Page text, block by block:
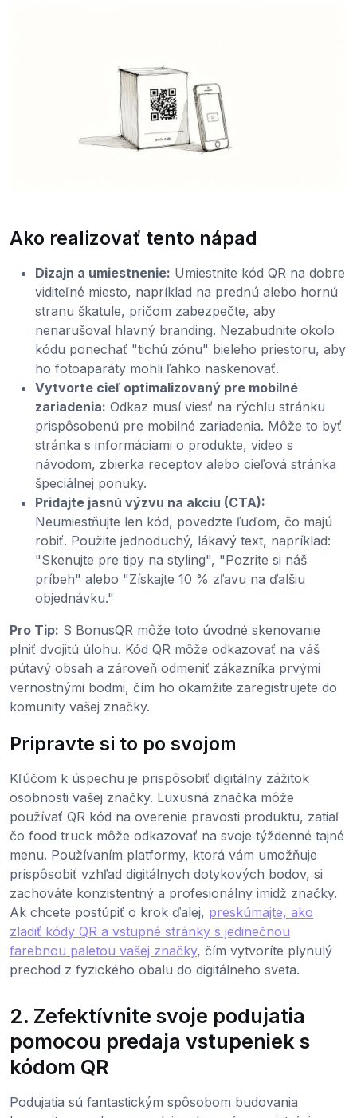
Ako realizovať tento nápad
Dizajn a umiestnenie: Umiestnite kód QR na dobre
viditeľné miesto, napríklad na prednú alebo hornú
stranu škatule, pričom zabezpečte, aby
nenarušoval hlavný branding. Nezabudnite okolo
kódu ponechať "tichú zónu" bieleho priestoru, aby
ho fotoaparáty mohli ľahko naskenovať.
Vytvorte cieľ optimalizovaný pre mobilné
zariadenia: Odkaz musí viesť na rýchlu stránku
prispôsobenú pre mobilné zariadenia. Môže to byť
stránka s informáciami o produkte, video s
návodom, zbierka receptov alebo cieľová stránka
špeciálnej ponuky.
Pridajte jasnú výzvu na akciu (CTA):
Neumiestňujte len kód, povedzte ľuďom, čo majú
robiť. Použite jednoduchý, lákavý text, napríklad:
"Skenujte pre tipy na styling", "Pozrite si náš
príbeh" alebo "Získajte 10 % zľavu na ďalšiu
objednávku."
Pro Tip: S BonusQR môže toto úvodné skenovanie
plniť dvojitú úlohu. Kód QR môže odkazovať na váš
pútavý obsah a zároveň odmeniť zákazníka prvými
vernostnými bodmi, čím ho okamžite zaregistrujete do
komunity vašej značky.
Pripravte si to po svojom
Kľúčom k úspechu je prispôsobiť digitálny zážitok
osobnosti vašej značky. Luxusná značka môže
používať QR kód na overenie pravosti produktu, zatiaľ
čo food truck môže odkazovať na svoje týždenné tajné
menu. Používaním platformy, ktorá vám umožňuje
prispôsobiť vzhľad digitálnych dotykových bodov, si
zachováte konzistentný a profesionálny imidž značky.
Ak chcete postúpiť o krok ďalej, preskúmajte, ako
zladiť kódy QR a vstupné stránky s jedinečnou
farebnou paletou vašej značky, čím vytvoríte plynulý
prechod z fyzického obalu do digitálneho sveta.
2. Zefektívnite svoje podujatia
pomocou predaja vstupeniek s
kódom QR
Podujatia sú fantastickým spôsobom budovania